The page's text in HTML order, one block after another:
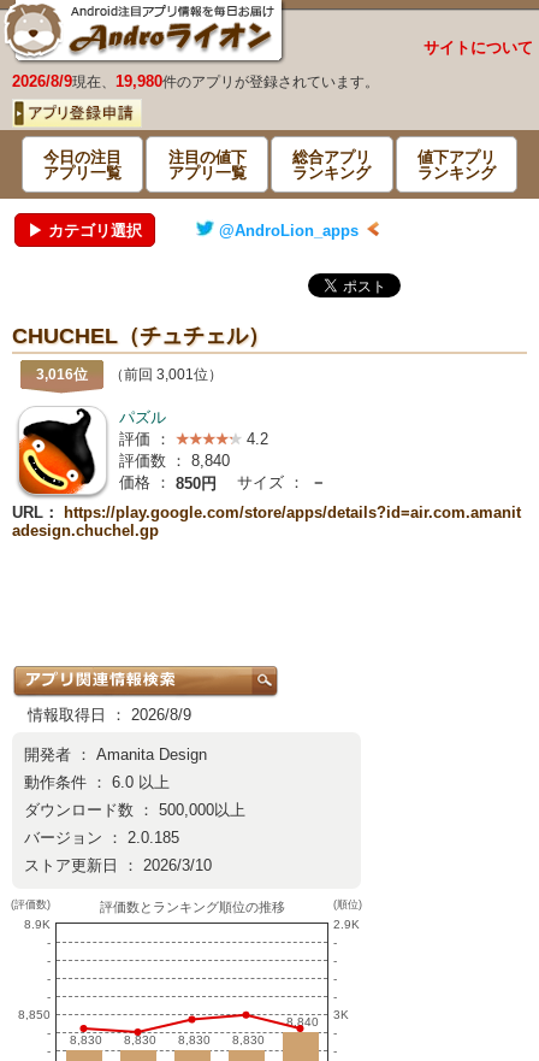
サイトについて
2026/8/9現在、 19,980件のアプリが登録されています。
今日の注目
アプリ一覧
注目の値下
アプリ一覧
総合アプリ
ランキング
値下アプリ
ランキング
▶ カテゴリ選択 @AndroLion_apps
CHUCHEL（チュチェル）
3,016位 （前回 3,001位）
パズル
評価 ：
4.2
評価数 ： 8,840
価格 ： 850円 サイズ ：
－
URL：
https://play.google.com/store/apps/details?id=air.com.amanit
adesign.chuchel.gp
情報取得日 ： 2026/8/9
開発者 ： Amanita Design
動作条件 ： 6.0 以上
ダウンロード数 ： 500,000以上
バージョン ： 2.0.185
ストア更新日 ： 2026/3/10
(評価数)
8.9K
-
-
-
-
8,850
-
-
評価数とランキング順位の推移
8,830
8,830 8,830
8,830 8,830
8,830 8,830
8,830
8,840
8,840
(順位)
2.9K
-
-
-
-
3K
-
-